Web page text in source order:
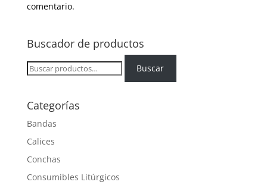
comentario.
Buscador de productos
Buscar
por:
Buscar
Categorías
Bandas
Calices
Conchas
Consumibles Litúrgicos